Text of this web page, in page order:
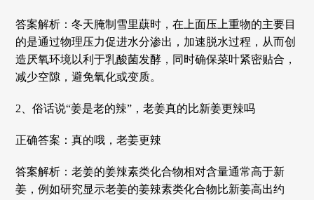
答案解析：‌冬天腌制雪里蕻时，在上面压上重物的主要目
的是通过物理压力促进水分渗出，加速脱水过程，从而创
造厌氧环境以利于乳酸菌发酵，同时确保菜叶紧密贴合，
减少空隙，避免氧化或变质。‌
2、俗话说“姜是老的辣”，老姜真的比新姜更辣吗
正确答案：真的哦，老姜更辣
答案解析：老姜的姜辣素类化合物相对含量通常高于新
姜，例如研究显示老姜的姜辣素类化合物比新姜高出约‌